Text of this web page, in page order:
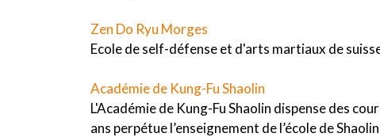
Zen Do Ryu Morges
Ecole de self-défense et d'arts martiaux de
Académie de Kung-Fu Shaolin
L'Académie de Kung-Fu Shaolin dispense des
ans perpétue l’enseignement de l’école de